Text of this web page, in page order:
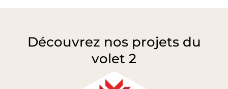
Découvrez nos projets du
volet 2